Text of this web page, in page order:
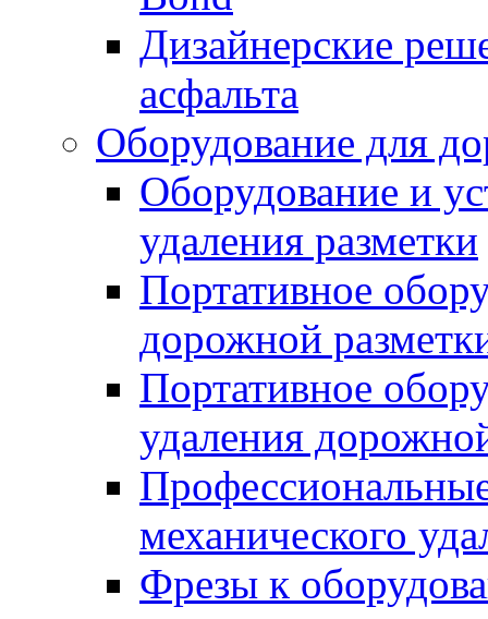
Дизайнерские
асфальта
Оборудование для
Оборудование и
удаления разметки
Портативное
дорожной
Портативное
удаления
механического
Фрезы к